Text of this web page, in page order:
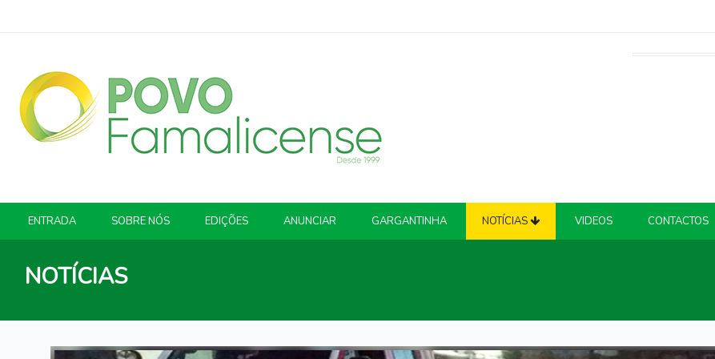
ENTRADA SOBRE NÓS EDIÇÕES ANUNCIAR GARGANTINHA NOTÍCIAS VIDEOS CONTACTOS
NOTÍCIAS